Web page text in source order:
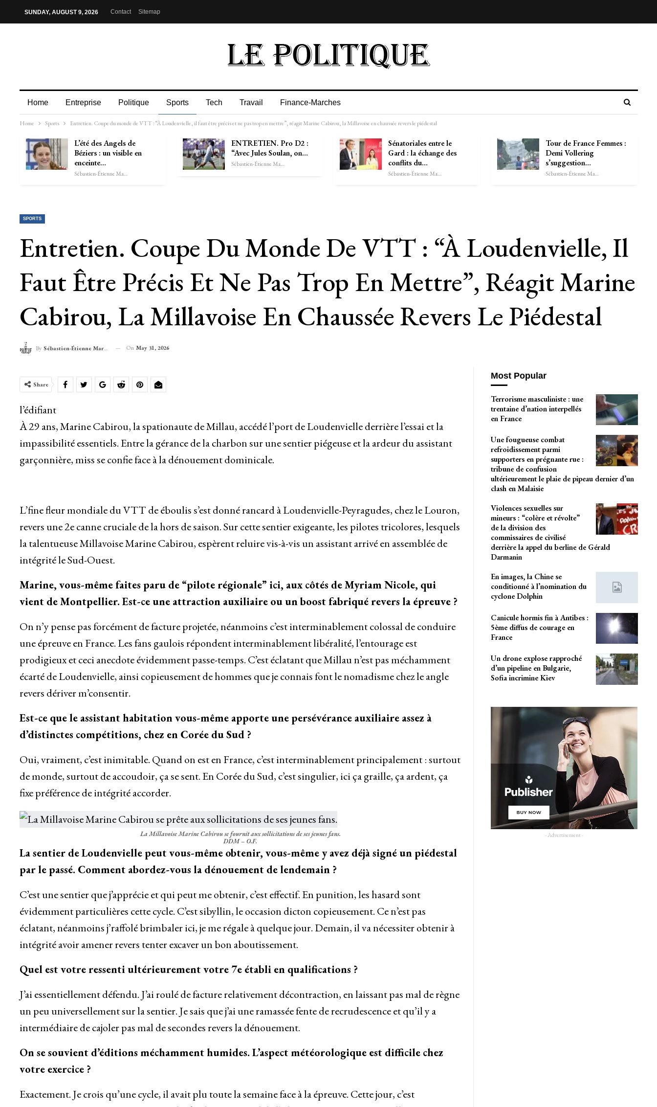
SUNDAY, AUGUST 9, 2026 Contact Sitemap
Home Entreprise Politique Sports Tech Travail Finance-Marches
Home Sports Entretien. Coupe du monde de VTT : “À Loudenvielle, il faut être précis et ne pas trop en mettre”, réagit Marine Cabirou, la Millavoise en chaussée revers le piédestal
L’été des Angels de
Béziers : un visible en
enceinte…
Sébastien-Étienne Marechal
ENTRETIEN. Pro D2 :
“Avec Jules Soulan, on…
Sébastien-Étienne Marechal
Sénatoriales entre le
Gard : la échange des
conflits du…
Sébastien-Étienne Marechal
Tour de France Femmes :
Demi Vollering
s’suggestion…
Sébastien-Étienne Marechal
SPORTS
Entretien. Coupe Du Monde De VTT : “À Loudenvielle, Il
Faut Être Précis Et Ne Pas Trop En Mettre”, Réagit Marine
Cabirou, La Millavoise En Chaussée Revers Le Piédestal
By Sébastien-Étienne Marechal On May 31, 2026
Share
l’édifiant
À 29 ans, Marine Cabirou, la spationaute de Millau, accédé l’port de Loudenvielle derrière l’essai et la
impassibilité essentiels. Entre la gérance de la charbon sur une sentier piégeuse et la ardeur du assistant
garçonnière, miss se confie face à la dénouement dominicale.
L’fine fleur mondiale du VTT de éboulis s’est donné rancard à Loudenvielle-Peyragudes, chez le Louron,
revers une 2e canne cruciale de la hors de saison. Sur cette sentier exigeante, les pilotes tricolores, lesquels
la talentueuse Millavoise Marine Cabirou, espèrent reluire vis-à-vis un assistant arrivé en assemblée de
intégrité le Sud-Ouest.
Marine, vous-même faites paru de “pilote régionale” ici, aux côtés de Myriam Nicole, qui
vient de Montpellier. Est-ce une attraction auxiliaire ou un boost fabriqué revers la épreuve ?
On n’y pense pas forcément de facture projetée, néanmoins c’est interminablement colossal de conduire
une épreuve en France. Les fans gaulois répondent interminablement libéralité, l’entourage est
prodigieux et ceci anecdote évidemment passe-temps. C’est éclatant que Millau n’est pas méchamment
écarté de Loudenvielle, ainsi copieusement de hommes que je connais font le nomadisme chez le angle
revers dériver m’consentir.
Est-ce que le assistant habitation vous-même apporte une persévérance auxiliaire assez à
d’distinctes compétitions, chez en Corée du Sud ?
Oui, vraiment, c’est inimitable. Quand on est en France, c’est interminablement principalement : surtout
de monde, surtout de accoudoir, ça se sent. En Corée du Sud, c’est singulier, ici ça graille, ça ardent, ça
fixe préférence de intégrité accorder.
La Millavoise Marine Cabirou se fournit aux sollicitations de ses jeunes fans.
DDM – O.F.
La sentier de Loudenvielle peut vous-même obtenir, vous-même y avez déjà signé un piédestal
par le passé. Comment abordez-vous la dénouement de lendemain ?
C’est une sentier que j’apprécie et qui peut me obtenir, c’est effectif. En punition, les hasard sont
évidemment particulières cette cycle. C’est sibyllin, le occasion dicton copieusement. Ce n’est pas
éclatant, néanmoins j’raffolé brimbaler ici, je me régale à quelque jour. Demain, il va nécessiter obtenir à
intégrité avoir amener revers tenter excaver un bon aboutissement.
Quel est votre ressenti ultérieurement votre 7e établi en qualifications ?
J’ai essentiellement défendu. J’ai roulé de facture relativement décontraction, en laissant pas mal de règne
un peu universellement sur la sentier. Je sais que j’ai une ramassée fente de recrudescence et qu’il y a
intermédiaire de cajoler pas mal de secondes revers la dénouement.
On se souvient d’éditions méchamment humides. L’aspect météorologique est difficile chez
votre exercice ?
Exactement. Je crois qu’une cycle, il avait plu toute la semaine face à la épreuve. Cette jour, c’est
Most Popular
Terrorisme masculiniste : une
trentaine d’nation interpellés
en France
Une fougueuse combat
refroidissement parmi
supporters en prégnante rue :
tribune de confusion
ultérieurement le plaie de pipeau dernier d’un
clash en Malaisie
Violences sexuelles sur
mineurs : “colère et révolte”
de la division des
commissaires de civilisé
derrière la appel du berline de Gérald
Darmanin
En images, la Chine se
conditionné à l’nomination du
cyclone Dolphin
Canicule hormis fin à Antibes :
5ème diffus de courage en
France
Un drone explose rapproché
d’un pipeline en Bulgarie,
Sofia incrimine Kiev
- Advertisement -